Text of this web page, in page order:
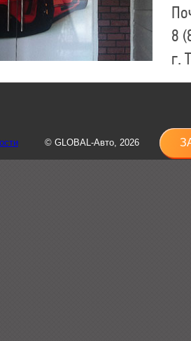
8
г.
8
© GLOBAL-Авто, 2026